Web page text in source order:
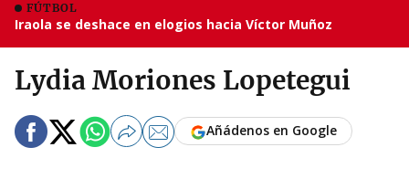
FÚTBOL
Iraola se deshace en elogios hacia Víctor Muñoz
Lydia Moriones Lopetegui
Añádenos en Google